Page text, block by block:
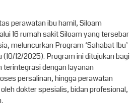
perawatan ibu hamil, Siloam
16 rumah sakit Siloam yang tersebar
meluncurkan Program ‘Sahabat Ibu’
12/2025). Program ini ditujukan bagi
terintegrasi dengan layanan
persalinan, hingga perawatan
dokter spesialis, bidan profesional,